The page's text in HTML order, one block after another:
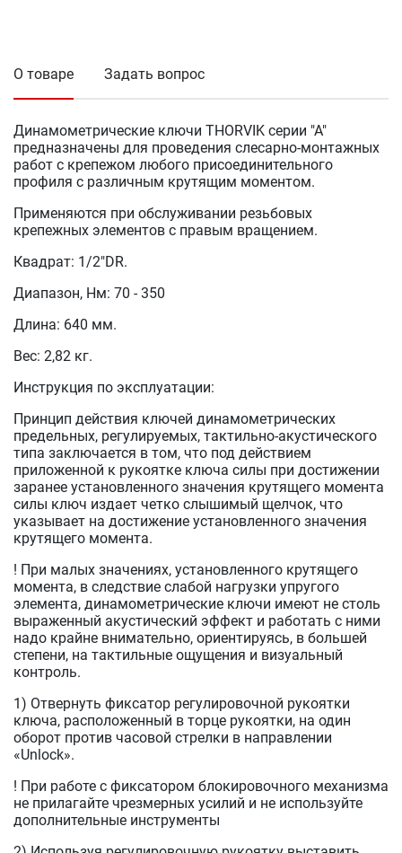
О товаре Задать вопрос
Динамометрические ключи THORVIK серии "А"
предназначены для проведения слесарно-монтажных
работ с крепежом любого присоединительного
профиля с различным крутящим моментом.
Применяются при обслуживании резьбовых
крепежных элементов с правым вращением.
Квадрат: 1/2"DR.
Диапазон, Нм: 70 - 350
Длина: 640 мм.
Вес: 2,82 кг.
Инструкция по эксплуатации:
Принцип действия ключей динамометрических
предельных, регулируемых, тактильно-акустического
типа заключается в том, что под действием
приложенной к рукоятке ключа силы при достижении
заранее установленного значения крутящего момента
силы ключ издает четко слышимый щелчок, что
указывает на достижение установленного значения
крутящего момента.
! При малых значениях, установленного крутящего
момента, в следствие слабой нагрузки упругого
элемента, динамометрические ключи имеют не столь
выраженный акустический эффект и работать с ними
надо крайне внимательно, ориентируясь, в большей
степени, на тактильные ощущения и визуальный
контроль.
1) Отвернуть фиксатор регулировочной рукоятки
ключа, расположенный в торце рукоятки, на один
оборот против часовой стрелки в направлении
«Unlock».
! При работе с фиксатором блокировочного механизма
не прилагайте чрезмерных усилий и не используйте
дополнительные инструменты